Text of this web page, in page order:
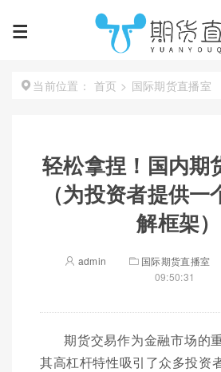
当前位置： 首页 > 国际期货直播室
轻松拿捏！国内期
（为投资者提供
解框架）
admin 国际期货直播室
09:50:31
期货交易作为金融市场的
其高杠杆特性吸引了众多投资